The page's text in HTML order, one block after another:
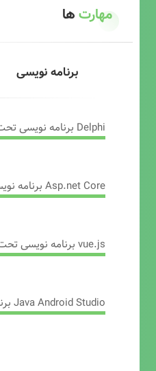
مهارتها
برنامه نویسی
Delphi برنامه نویسی تحت ویندوز
Asp.net Core برنامه نویسی تحت وب بک اند
vue.js برنامه نویسی تحت وب فرانت اند
Java Android Studio برنامه نویسی اندروید